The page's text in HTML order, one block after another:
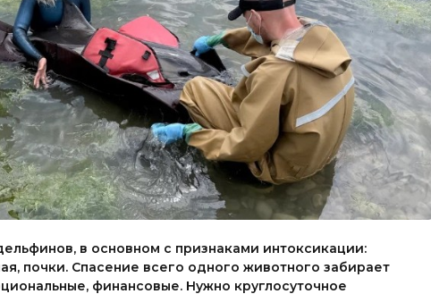
в основном с признаками интоксикации:
почки. Спасение всего одного животного забирает
финансовые. Нужно круглосуточное